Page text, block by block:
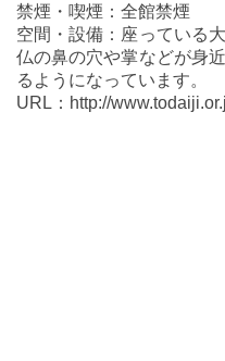
禁煙・喫煙：全館禁煙
空間・設備：座っている
仏の鼻の穴や掌などが身
るようになっています。
URL：http://